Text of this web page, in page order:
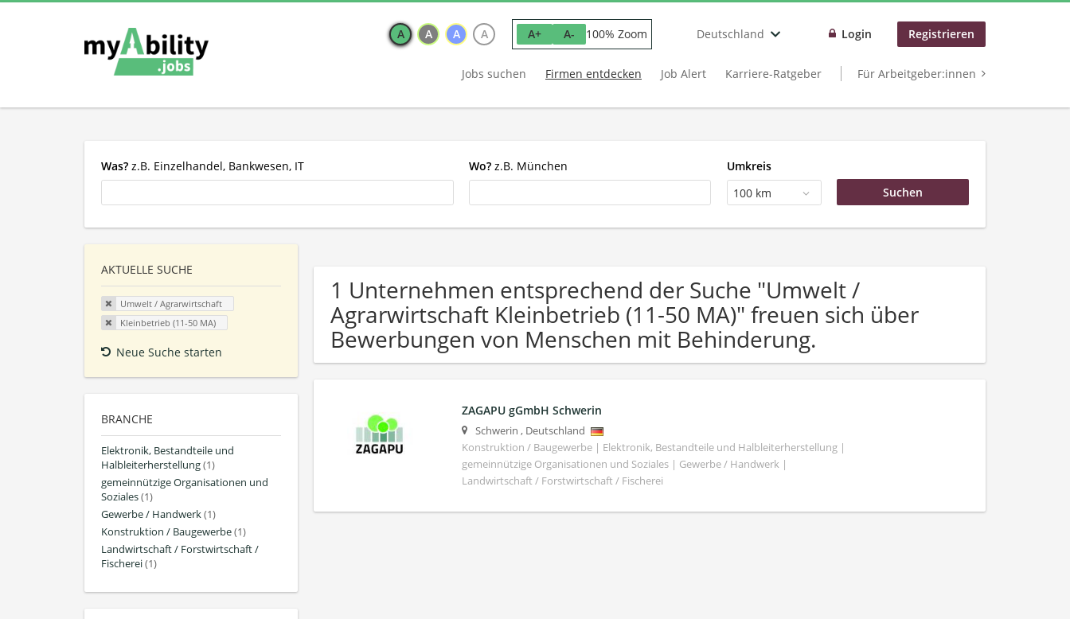
A A A A A+ A- 100% Zoom Deutschland Login Registrieren
Jobs suchen Firmen entdecken Job Alert Karriere-Ratgeber Für Arbeitgeber:innen
Was? z.B. Einzelhandel, Bankwesen, IT Wo? z.B. München
Umkreis
100 km
AKTUELLE SUCHE
Umwelt / Agrarwirtschaft
Kleinbetrieb (11-50 MA)
Neue Suche starten
BRANCHE
Elektronik, Bestandteile und
Halbleiterherstellung(1)
gemeinnützige Organisationen und
Soziales(1)
Gewerbe / Handwerk(1)
Konstruktion / Baugewerbe(1)
Landwirtschaft / Forstwirtschaft /
Fischerei(1)
1 Unternehmen entsprechend der Suche "Umwelt /
Agrarwirtschaft Kleinbetrieb (11-50 MA)" freuen sich über
Bewerbungen von Menschen mit Behinderung.
ZAGAPU gGmbH Schwerin
Schwerin , Deutschland
Konstruktion / Baugewerbe | Elektronik, Bestandteile und Halbleiterherstellung |
gemeinnützige Organisationen und Soziales | Gewerbe / Handwerk |
Landwirtschaft / Forstwirtschaft / Fischerei